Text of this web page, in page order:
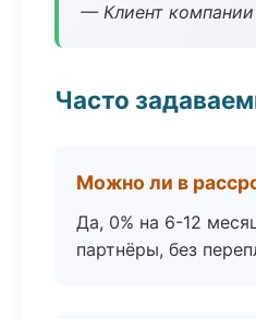
— Клиент компании
Часто
Можно ли в
Да, 0% на 6-12
партнёры, без